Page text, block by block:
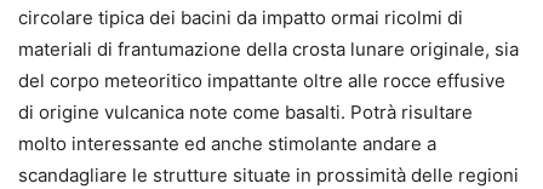
circolare tipica dei bacini da impatto ormai ricolmi di
materiali di frantumazione della crosta lunare originale, sia
del corpo meteoritico impattante oltre alle rocce effusive
di origine vulcanica note come basalti. Potrà risultare
molto interessante ed anche stimolante andare a
scandagliare le strutture situate in prossimità delle regioni